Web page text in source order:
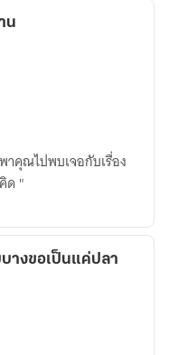
น
าคุณไปพบเจอกับเรื่อง
ด "
างขอเป็นแค่ปลา